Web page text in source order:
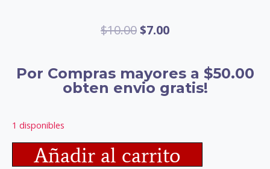
$10.00$7.00
Por Compras mayores a $50.00
obten envio gratis!
1 disponibles
Añadir al carrito